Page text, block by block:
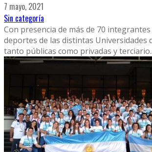
7 mayo, 2021
Sin categoría
Con presencia de más de 70
deportes de las distintas Universidades
tanto públicas como privadas y terciario